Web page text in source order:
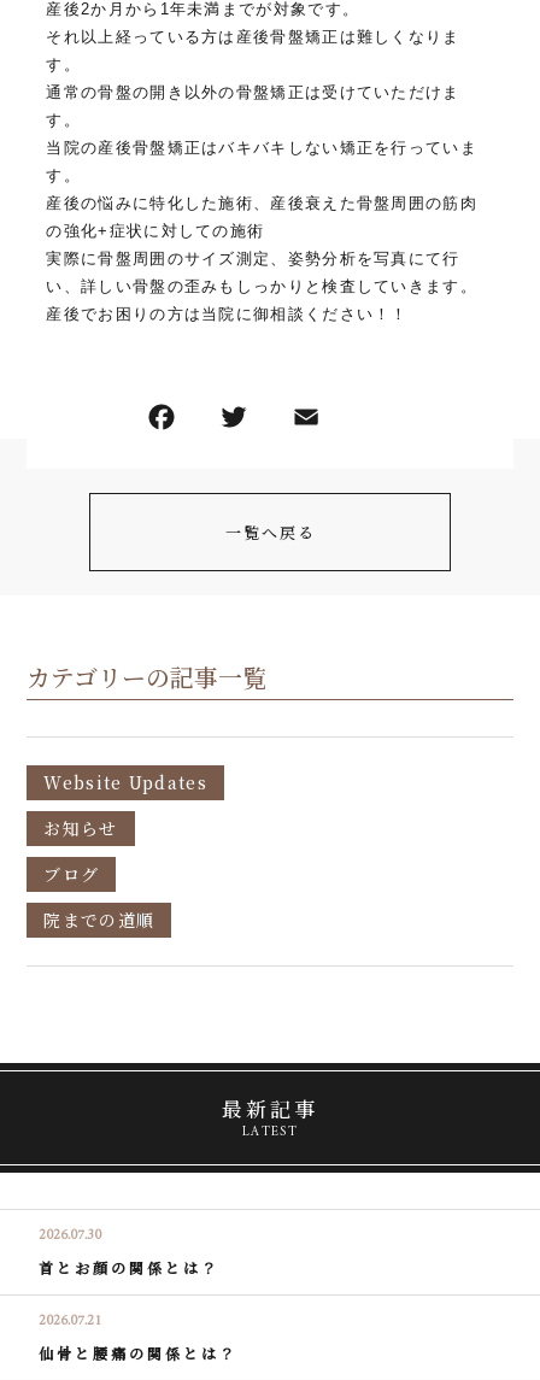
産後2か月から1年未満までが対象です。
それ以上経っている方は産後骨盤矯正は難しくなりま
す。
通常の骨盤の開き以外の骨盤矯正は受けていただけま
す。
当院の産後骨盤矯正はバキバキしない矯正を行っていま
す。
産後の悩みに特化した施術、産後衰えた骨盤周囲の筋肉
の強化+症状に対しての施術
実際に骨盤周囲のサイズ測定、姿勢分析を写真にて行
い、詳しい骨盤の歪みもしっかりと検査していきます。
産後でお困りの方は当院に御相談ください！！
一覧へ戻る
カテゴリーの記事一覧
Website Updates
お知らせ
ブログ
院までの道順
最新記事
LATEST
2026.07.30
首とお顔の関係とは？
2026.07.21
仙骨と腰痛の関係とは？